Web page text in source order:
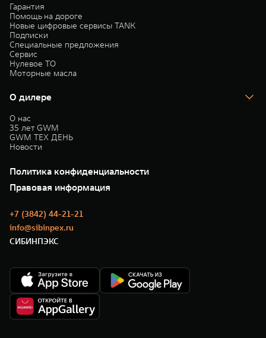
Гарантия
Помощь на дороге
Новые цифровые сервисы TANK
Подписки
Специальные предложения
Сервис
Нулевое ТО
Моторные масла
О дилере
О нас
35 лет GWM
GWM ТЕХ ДЕНЬ
Новости
Политика конфиденциальности
Правовая информация
+7 (3842) 44-21-21
info@sibinpex.ru
СИБИНПЭКС